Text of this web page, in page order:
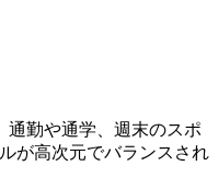
通勤や通学、週末のスポ
が高次元でバランスされ